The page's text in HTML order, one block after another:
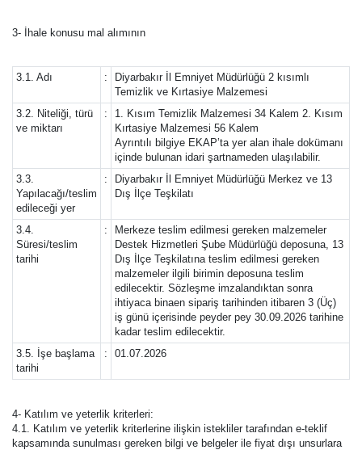
3- İhale konusu mal alımının
3.1. Adı :
Diyarbakır İl Emniyet Müdürlüğü 2 kısımlı
Temizlik ve Kırtasiye Malzemesi
3.2. Niteliği, türü
ve miktarı
:
1. Kısım Temizlik Malzemesi 34 Kalem 2. Kısım
Kırtasiye Malzemesi 56 Kalem
Ayrıntılı bilgiye EKAP’ta yer alan ihale dokümanı
içinde bulunan idari şartnameden ulaşılabilir.
3.3.
Yapılacağı/teslim
edileceği yer
:
Diyarbakır İl Emniyet Müdürlüğü Merkez ve 13
Dış İlçe Teşkilatı
3.4.
Süresi/teslim
tarihi
:
Merkeze teslim edilmesi gereken malzemeler
Destek Hizmetleri Şube Müdürlüğü deposuna, 13
Dış İlçe Teşkilatına teslim edilmesi gereken
malzemeler ilgili birimin deposuna teslim
edilecektir. Sözleşme imzalandıktan sonra
ihtiyaca binaen sipariş tarihinden itibaren 3 (Üç)
iş günü içerisinde peyder pey 30.09.2026 tarihine
kadar teslim edilecektir.
3.5. İşe başlama
tarihi
: 01.07.2026
4- Katılım ve yeterlik kriterleri:
4.1. Katılım ve yeterlik kriterlerine ilişkin istekliler tarafından e-teklif
kapsamında sunulması gereken bilgi ve belgeler ile fiyat dışı unsurlara